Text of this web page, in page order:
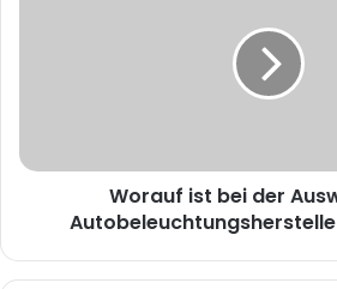
Worauf ist bei der